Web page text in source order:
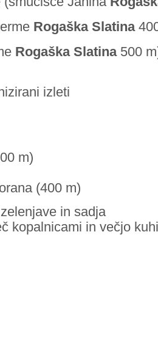
Rogaška Slatina
Rogaška Slatina500
izleti
m)
(400 m)
zelenjave in sadja
kopalnicami in večjo